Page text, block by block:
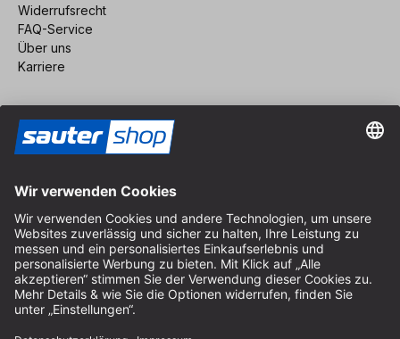
Widerrufsrecht
FAQ-Service
Über uns
Karriere
Impressum
AGB
Datenschutz
Cookie-Einstellungen